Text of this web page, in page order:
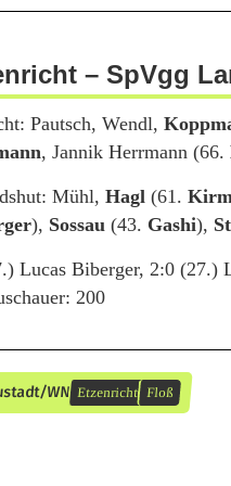
– SpVgg
Pautsch, Wendl,
, Jannik Herrmann (66.
Mühl, Hagl (61.
), Sossau (43. Gashi),
Lucas Biberger, 2:0 (27.)
200
WN Etzenricht Floß